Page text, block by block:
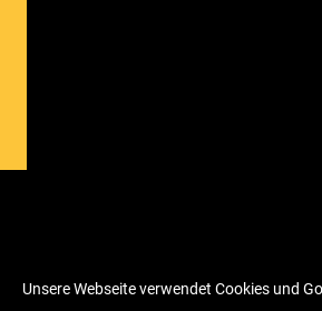
Unsere Webseite verwendet Cookies und